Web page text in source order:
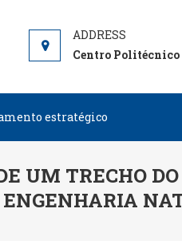
Civil
Centro Politécnico
estratégico
UM TRECHO